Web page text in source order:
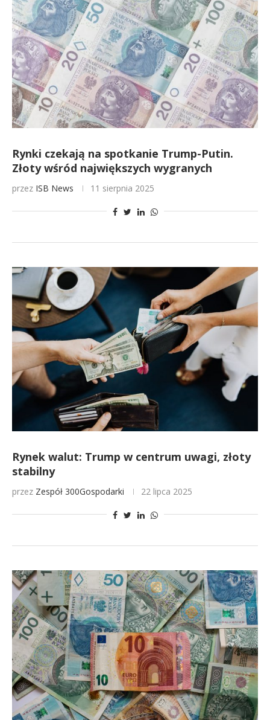
Rynki czekają na spotkanie Trump-Putin.
Złoty wśród największych wygranych
przez ISB News 11 sierpnia 2025
Rynek walut: Trump w centrum uwagi, złoty
stabilny
przez Zespół 300Gospodarki 22 lipca 2025